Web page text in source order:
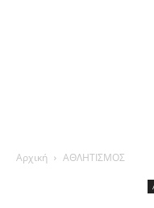
Αρχική ΑΘΛΗΤΙΣΜΟΣ